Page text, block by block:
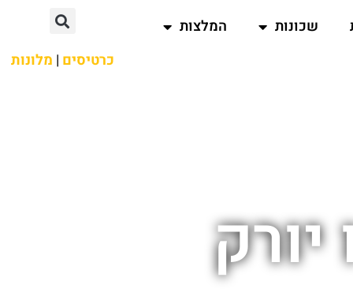
שכונות
המלצות
כרטיסים | מלונות